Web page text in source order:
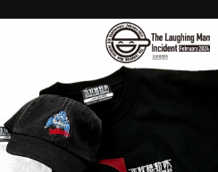
VIDEOGRAM
STREAMING